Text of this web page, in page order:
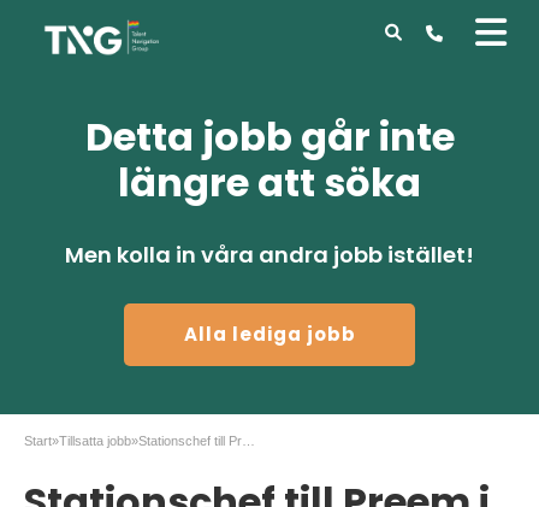
Detta jobb går inte
längre att söka
Men kolla in våra andra jobb istället!
Alla lediga jobb
Start»Tillsatta jobb»